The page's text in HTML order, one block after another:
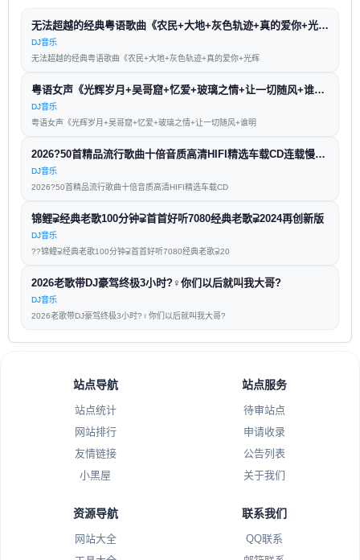
无法超越的经典粤语歌曲《农民+大地+灰色轨迹+真的爱你+光辉岁月》车载Dj串烧
DJ音乐
无法超越的经典粤语歌曲《农民+大地+灰色轨迹+真的爱你+光辉
粤语女声《光辉岁月+吴哥窟+忆爱+玻璃之情+让一切随风+谁明浪子心》好听到爆?
DJ音乐
粤语女声《光辉岁月+吴哥窟+忆爱+玻璃之情+让一切随风+谁明
2026?50首精品流行歌曲十倍音质高清HIFI精选车载CD连载慢歌Mix?
DJ音乐
2026?50首精品流行歌曲十倍音质高清HIFI精选车载CD
锦鲤⫌经典老歌100分钟⫌首首好听7080经典老歌⫌2024再创新版
DJ音乐
??锦鲤⫌经典老歌100分钟⫌首首好听7080经典老歌⫌20
2026老歌带DJ豪驾终极3小时?‍♀️你们以后就叫我大哥?
DJ音乐
2026老歌带DJ豪驾终极3小时?‍♀️你们以后就叫我大哥?
站点导航
站点统计
网站排行
友情链接
小黑屋
站点服务
待审站点
申请收录
公告列表
关于我们
资源导航
网站大全
联系我们
QQ联系